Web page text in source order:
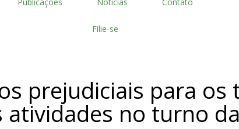
Filie-se
prejudiciais para
atividades no turno